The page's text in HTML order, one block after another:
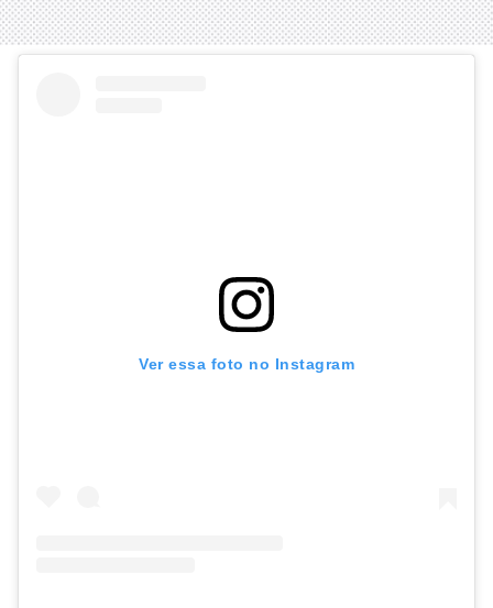
Ver essa foto no Instagram